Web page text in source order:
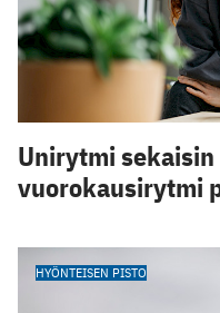
Unirytmi
vuorokausirytmi
HYÖNTEISEN PISTO